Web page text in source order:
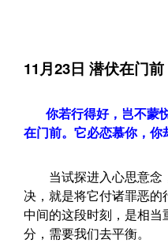
11月23日 潜伏在门前
你若行得好，岂不蒙
在门前。它必恋慕你，
当试探进入心思意
决，就是将它付诸罪恶
中间的这段时刻，是相
分，需要我们去平衡。